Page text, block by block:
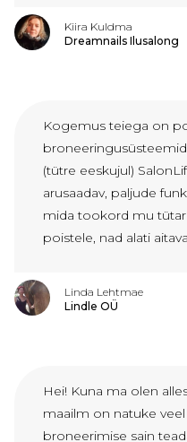
Kiira Kuldma
Dreamnails Ilusalong
Kogemus teiega on
(tütre eeskujul)
arusaadav, paljude
mida tookord mu tütar
poistele, nad alati
Linda Lehtmae
Lindle OÜ
Hei! Kuna ma olen
maailm on natuke veel
broneerimise sain